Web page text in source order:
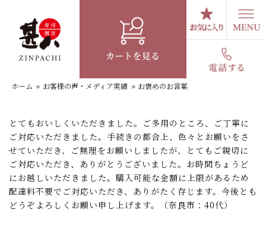
お褒めのお言葉
ホーム » お客様の声・メディア実績 » お褒めのお言葉
とてもおいしくいただきました。ご多用のところ、ご丁寧に
ご対応いただきました。手続きの都合上、色々とお願いをさ
せていただき、ご無理をお願いしましたが、とてもご親切に
ご対応いただき、ありがとうございました。お時間ちょうど
にお越しいただきました。購入可能な金額に上限があるため
配達料不要でご対応いただき、ありがたく存じます。今後とも
どうぞよろしくお願い申し上げます。（奈良市：40代）